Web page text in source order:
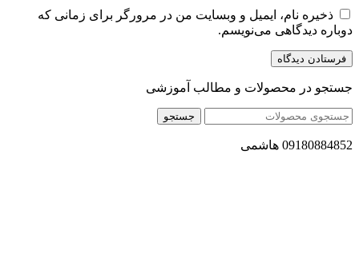
ذخیره نام، ایمیل و وبسایت من در مرورگر برای زمانی که
دوباره دیدگاهی می‌نویسم.
جستجو در محصولات و مطالب آموزشی
جستجو
09180884852 هاشمی